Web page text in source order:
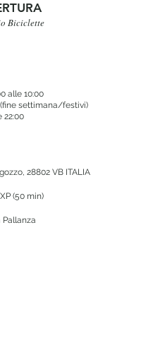
Biciclette
alle 10:00
(fine settimana/festivi)
22:00
28802 VB ITALIA
(50 min)